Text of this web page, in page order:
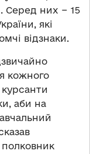
Серед них − 15
які
відзнаки.
кожного
аби на
полковник